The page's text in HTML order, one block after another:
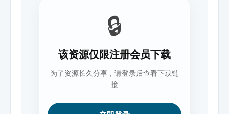
🔒
该资源仅限注册会员下载
为了资源长久分享，请登录后查看下载链
接